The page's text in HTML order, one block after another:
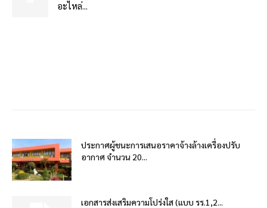
อะไหล่...
ประกาศผู้ชนะการเสนอราคาจ้างล้างเครื่องปรับ
อากาศ จำนวน 20...
เอกสารส่งเสริมความโปร่งใส (แบบ รร.1,2...